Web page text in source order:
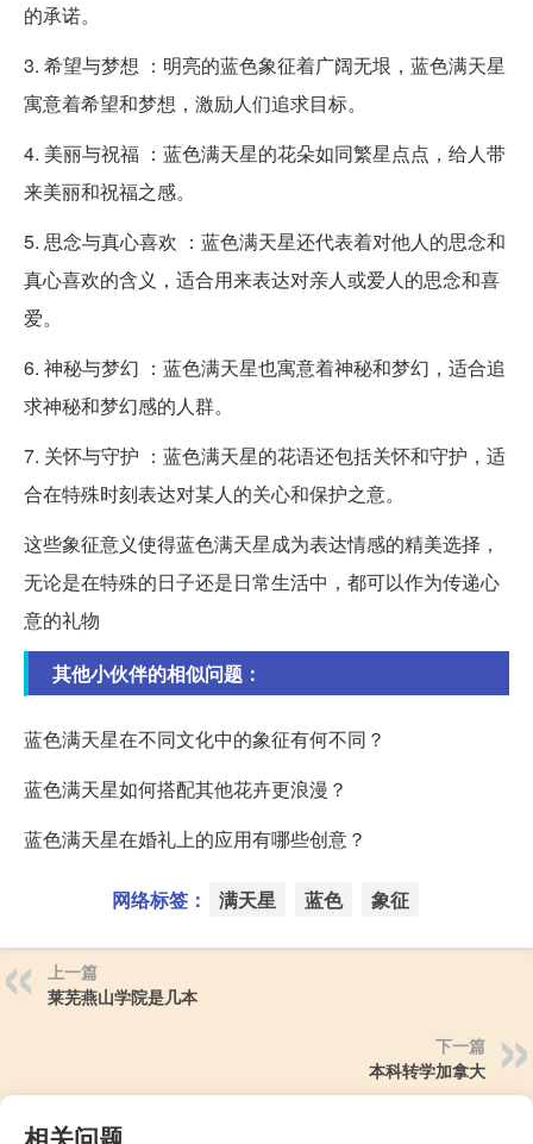
的承诺。
3. 希望与梦想 ：明亮的蓝色象征着广阔无垠，蓝色满天星
寓意着希望和梦想，激励人们追求目标。
4. 美丽与祝福 ：蓝色满天星的花朵如同繁星点点，给人带
来美丽和祝福之感。
5. 思念与真心喜欢 ：蓝色满天星还代表着对他人的思念和
真心喜欢的含义，适合用来表达对亲人或爱人的思念和喜
爱。
6. 神秘与梦幻 ：蓝色满天星也寓意着神秘和梦幻，适合追
求神秘和梦幻感的人群。
7. 关怀与守护 ：蓝色满天星的花语还包括关怀和守护，适
合在特殊时刻表达对某人的关心和保护之意。
这些象征意义使得蓝色满天星成为表达情感的精美选择，
无论是在特殊的日子还是日常生活中，都可以作为传递心
意的礼物
其他小伙伴的相似问题：
蓝色满天星在不同文化中的象征有何不同？
蓝色满天星如何搭配其他花卉更浪漫？
蓝色满天星在婚礼上的应用有哪些创意？
网络标签： 满天星 蓝色 象征
上一篇
莱芜燕山学院是几本
下一篇
本科转学加拿大